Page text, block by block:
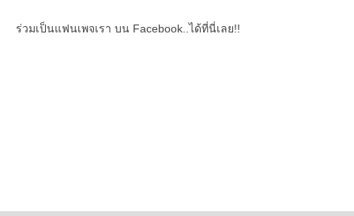
ร่วมเป็นแฟนเพจเรา บน Facebook..ได้ที่นี่เลย!!